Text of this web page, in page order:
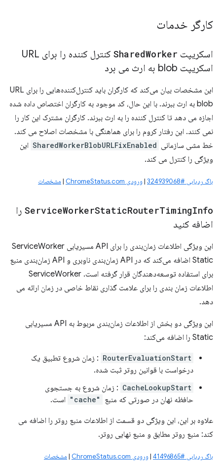
کارگر خدمات
اسکریپت SharedWorker
کنترل کننده را برای URL
اسکریپت blob به ارث می برد
این مشخصات بیان می‌کند که کارگران باید کنترل‌کننده‌هایی را برای URL
blob به ارث ببرند. با این حال، کد موجود به کارگران اختصاص داده شده
اجازه می دهد تا کنترل کننده را به ارث ببرند. کارگران مشترک این کار را
نمی کنند. این رفتار کروم را برای هماهنگی با مشخصات اصلاح می کند.
خط مشی سازمانی SharedWorkerBlobURLFixEnabled این
ویژگی را کنترل می کند.
باگ ردیابی #324939068 |ورودی ChromeStatus.com | مشخصات
ServiceWorkerStaticRouterTimingInfo
را
اضافه کنید
این ویژگی اطلاعات زمان‌بندی را برای API مسیریابی ServiceWorker
Static اضافه می‌کند که در API زمان‌بندی ناوبری و API زمان‌بندی منبع
برای استفاده توسعه‌دهندگان قرار گرفته است. ServiceWorker
اطلاعات زمان بندی را برای علامت گذاری نقاط خاصی در زمان ارائه می
دهد.
این ویژگی دو بخش از اطلاعات زمان‌بندی مربوط به API مسیریابی
Static را اضافه می‌کند:
RouterEvaluationStart : زمان شروع تطبیق یک
درخواست با قوانین روتر ثبت شده.
CacheLookupStart : زمان شروع به جستجوی
حافظه نهان در صورتی که منبع
"cache" است.
علاوه بر این، این ویژگی دو قسمت از اطلاعات منبع روتر را اضافه می
کند: منبع روتر مطابق و منبع نهایی روتر.
باگ ردیابی #41496865 |ورودی ChromeStatus.com | مشخصات